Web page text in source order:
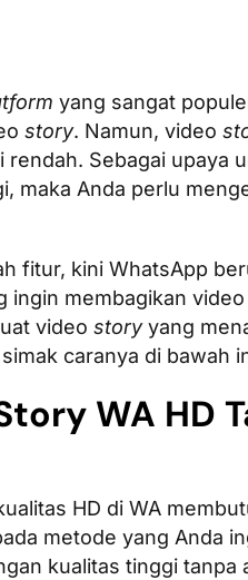
yang sangat
story. Namun, video
Sebagai upaya
maka Anda perlu
fitur, kini WhatsApp
ingin membagikan
video storyyang
caranya di bawah
WA HD
HD di WA
metode yang Anda
kualitas tinggi tanpa